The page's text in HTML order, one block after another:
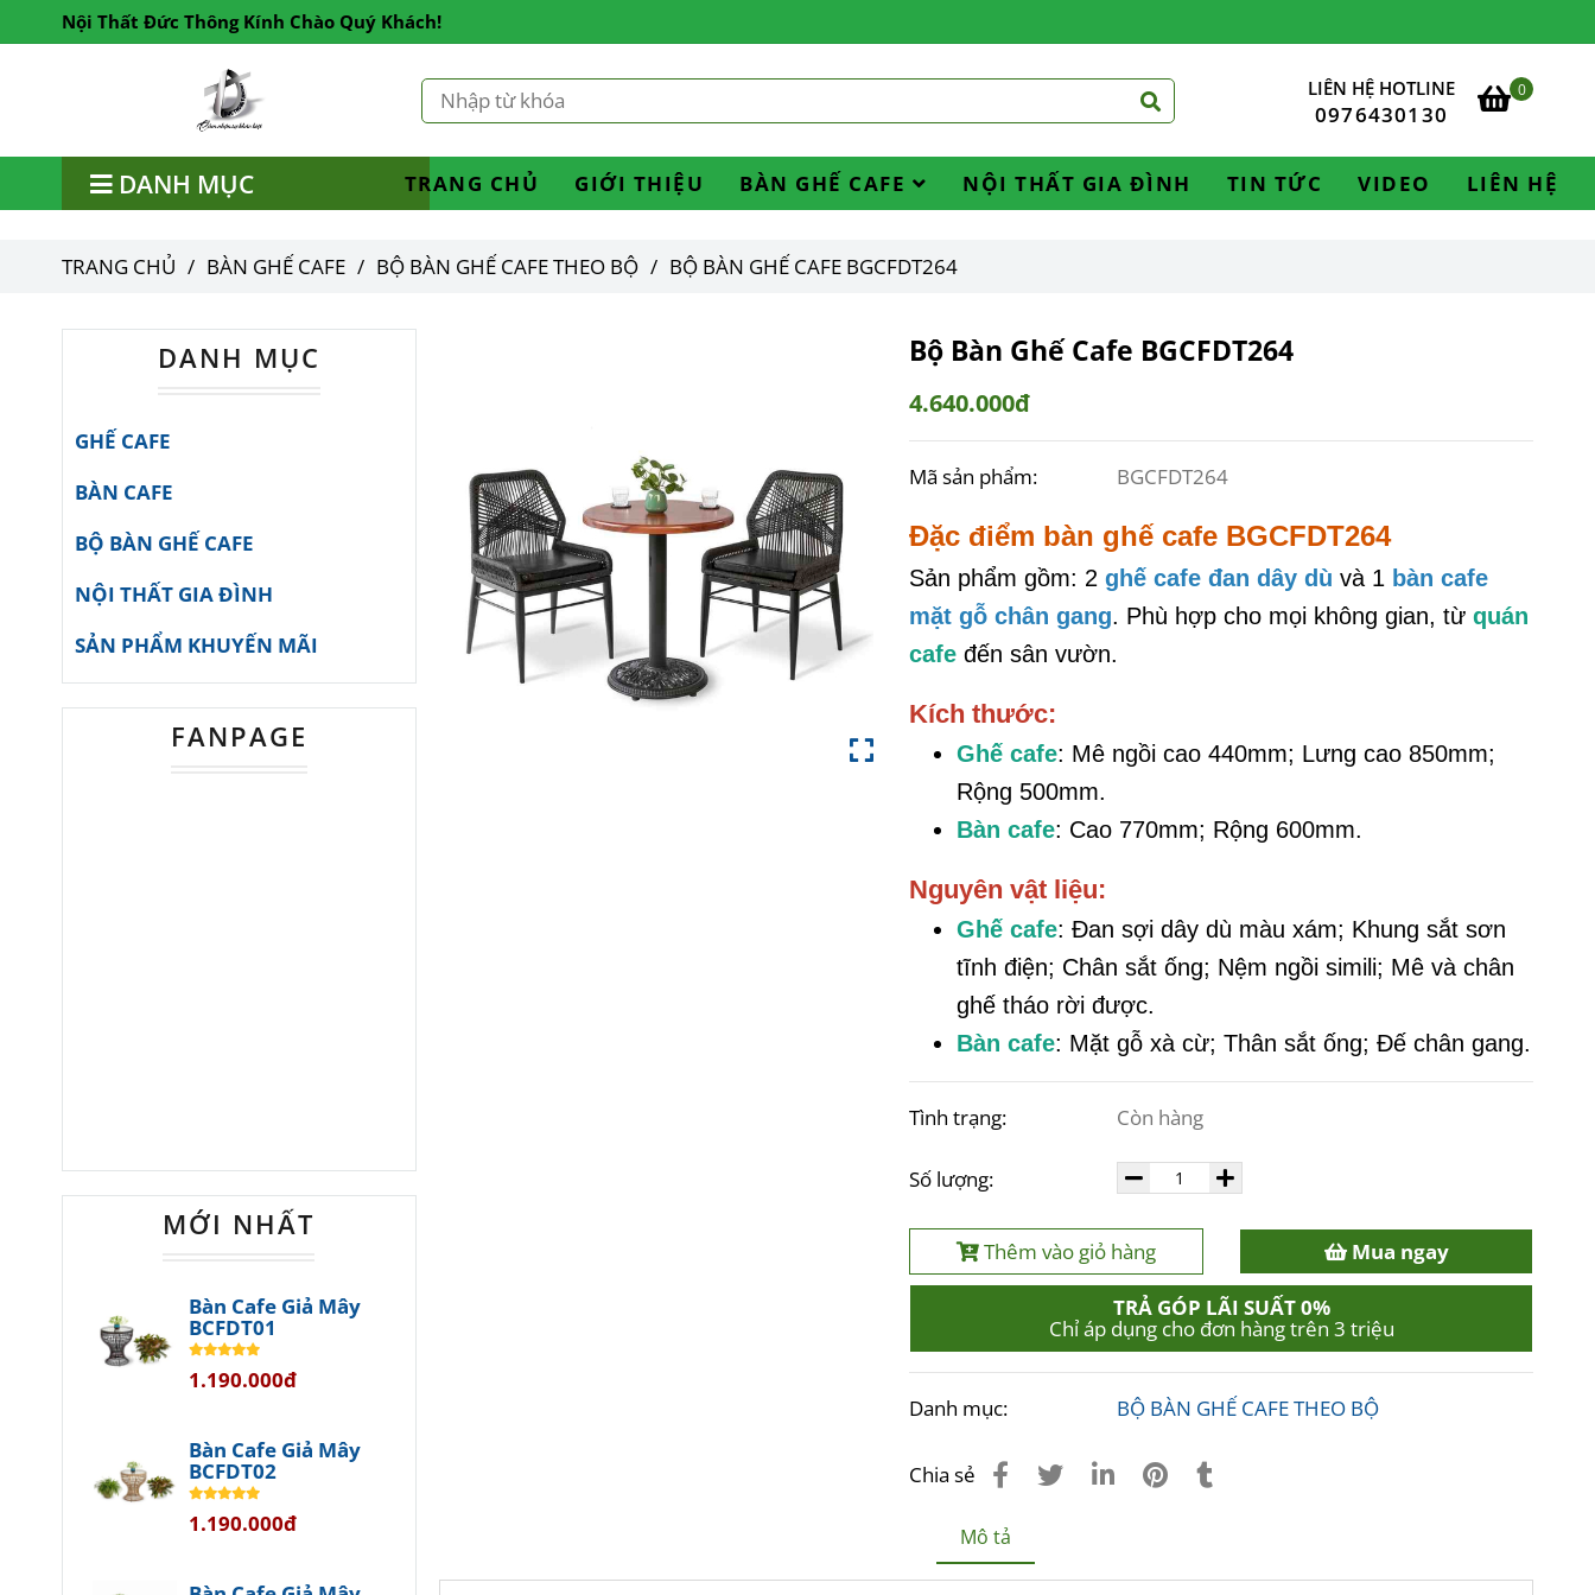
Nội Thất Đức Thông Kính Chào Quý Khách!
LIÊN HỆ HOTLINE
0976430130
0
DANH MỤC TRANG CHỦ GIỚI THIỆU BÀN GHẾ CAFE NỘI THẤT GIA ĐÌNH TIN TỨC VIDEO LIÊN HỆ
TRANG CHỦ / BÀN GHẾ CAFE / BỘ BÀN GHẾ CAFE THEO BỘ / BỘ BÀN GHẾ CAFE BGCFDT264
Bộ Bàn Ghế Cafe BGCFDT264
4.640.000đ
Mã sản phẩm: BGCFDT264
Đặc điểm bàn ghế cafe BGCFDT264
Sản phẩm gồm: 2ghế cafe đan dây dù và 1 bàn cafe
mặt gỗ chân gang. Phù hợp cho mọi không gian, từquán
cafe đến sân vườn.
Kích thước:
Ghế cafe: Mê ngồi cao 440mm; Lưng cao 850mm;
Rộng 500mm.
Bàn cafe: Cao 770mm; Rộng 600mm.
Nguyên vật liệu:
Ghế cafe: Đan sợi dây dù màu xám; Khung sắt sơn
tĩnh điện; Chân sắt ống; Nệm ngồi simili; Mê và chân
ghế tháo rời được.
Bàn cafe: Mặt gỗ xà cừ; Thân sắt ống; Đế chân gang.
Tình trạng: Còn hàng
Số lượng:
Thêm vào giỏ hàng Mua ngay
TRẢ GÓP LÃI SUẤT 0%
Chỉ áp dụng cho đơn hàng trên 3 triệu
Danh mục: BỘ BÀN GHẾ CAFE THEO BỘ
Chia sẻ
Mô tả
DANH MỤC
GHẾ CAFE
BÀN CAFE
BỘ BÀN GHẾ CAFE
NỘI THẤT GIA ĐÌNH
SẢN PHẨM KHUYẾN MÃI
FANPAGE
MỚI NHẤT
Bàn Cafe Giả Mây
BCFDT01
1.190.000đ
Bàn Cafe Giả Mây
BCFDT02
1.190.000đ